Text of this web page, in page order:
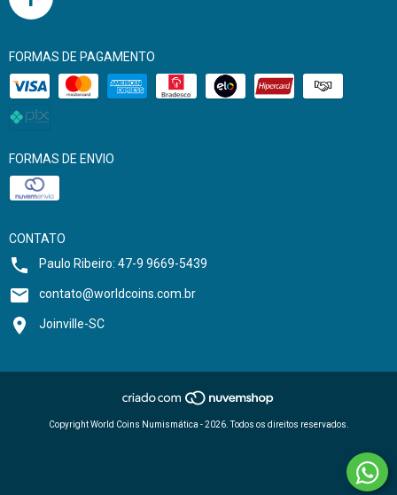
FORMAS DE PAGAMENTO
FORMAS DE ENVIO
CONTATO
Paulo Ribeiro: 47-9 9669-5439
contato@worldcoins.com.br
Joinville-SC
Copyright World Coins Numismática - 2026. Todos os direitos reservados.